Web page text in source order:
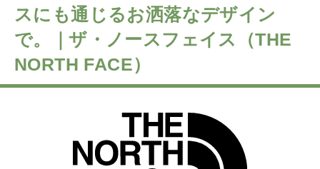
スにも通じるお洒落なデザイン
で。｜ザ・ノースフェイス（THE
NORTH FACE）